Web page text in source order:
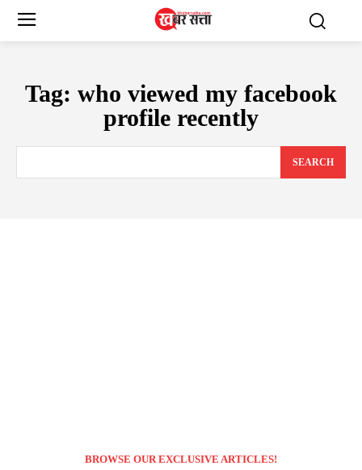
Tag: who viewed my facebook
profile recently
SEARCH
BROWSE OUR EXCLUSIVE ARTICLES!